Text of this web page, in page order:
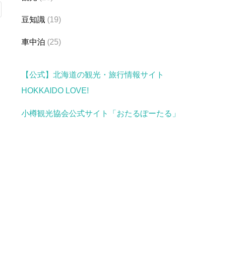
豆知識 (19)
車中泊 (25)
【公式】北海道の観光・旅行情報サイト
HOKKAIDO LOVE!
小樽観光協会公式サイト「おたるぽーたる」